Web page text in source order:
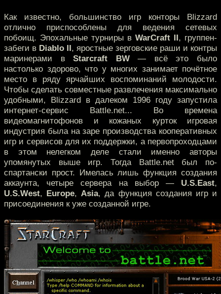
Как известно, большинство игр конторы Blizzard
отлично приспособлены для ведения сетевых
побоищ. Эпохальные турниры в WarCraft II, группен-
забеги в Diablo II, яростные зерговские раши и контры
маринерами вStarcraft BW— всё это было
настолько здорово, что у многих занимает почётное
место в ряду ярчайших воспоминаний молодости.
Чтобы сделать совместные развлечения максимально
удобными, Blizzard в далеком 1996 году запустила
интернет-сервис Battle.net... Во времена
видеомагнитофонов и кожаных курток игровая
индустрия была на заре производства кооперативных
игр и сервисов для их поддержки, а первопроходцами
в этом нелегком деле стали именно авторы
упомянутых выше игр. Тогда Battle.net был по-
спартански прост. Имелась лишь функция создания
аккаунта, четыре сервера на выбор — U.S.East,
U.S.West, Europe,Asia, да функция создания игр и
присоединения к уже созданной игре.